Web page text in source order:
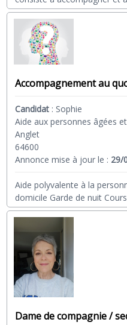
Accompagnement au
Candidat : Sophie
Aide aux personnes âgées
Anglet
64600
Annonce mise à jour le : 29/
Aide polyvalente à la
domicile Garde de nuit
Dame de compagnie /